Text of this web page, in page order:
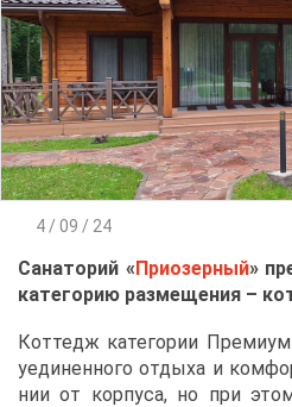
4 / 09 / 24
Са­на­то­рий «При­озер­ный»
ка­те­го­рию раз­ме­ще­ния –
Кот­тедж ка­те­го­рии
уеди­нен­но­го от­ды­ха и
нии от кор­пу­са, но при